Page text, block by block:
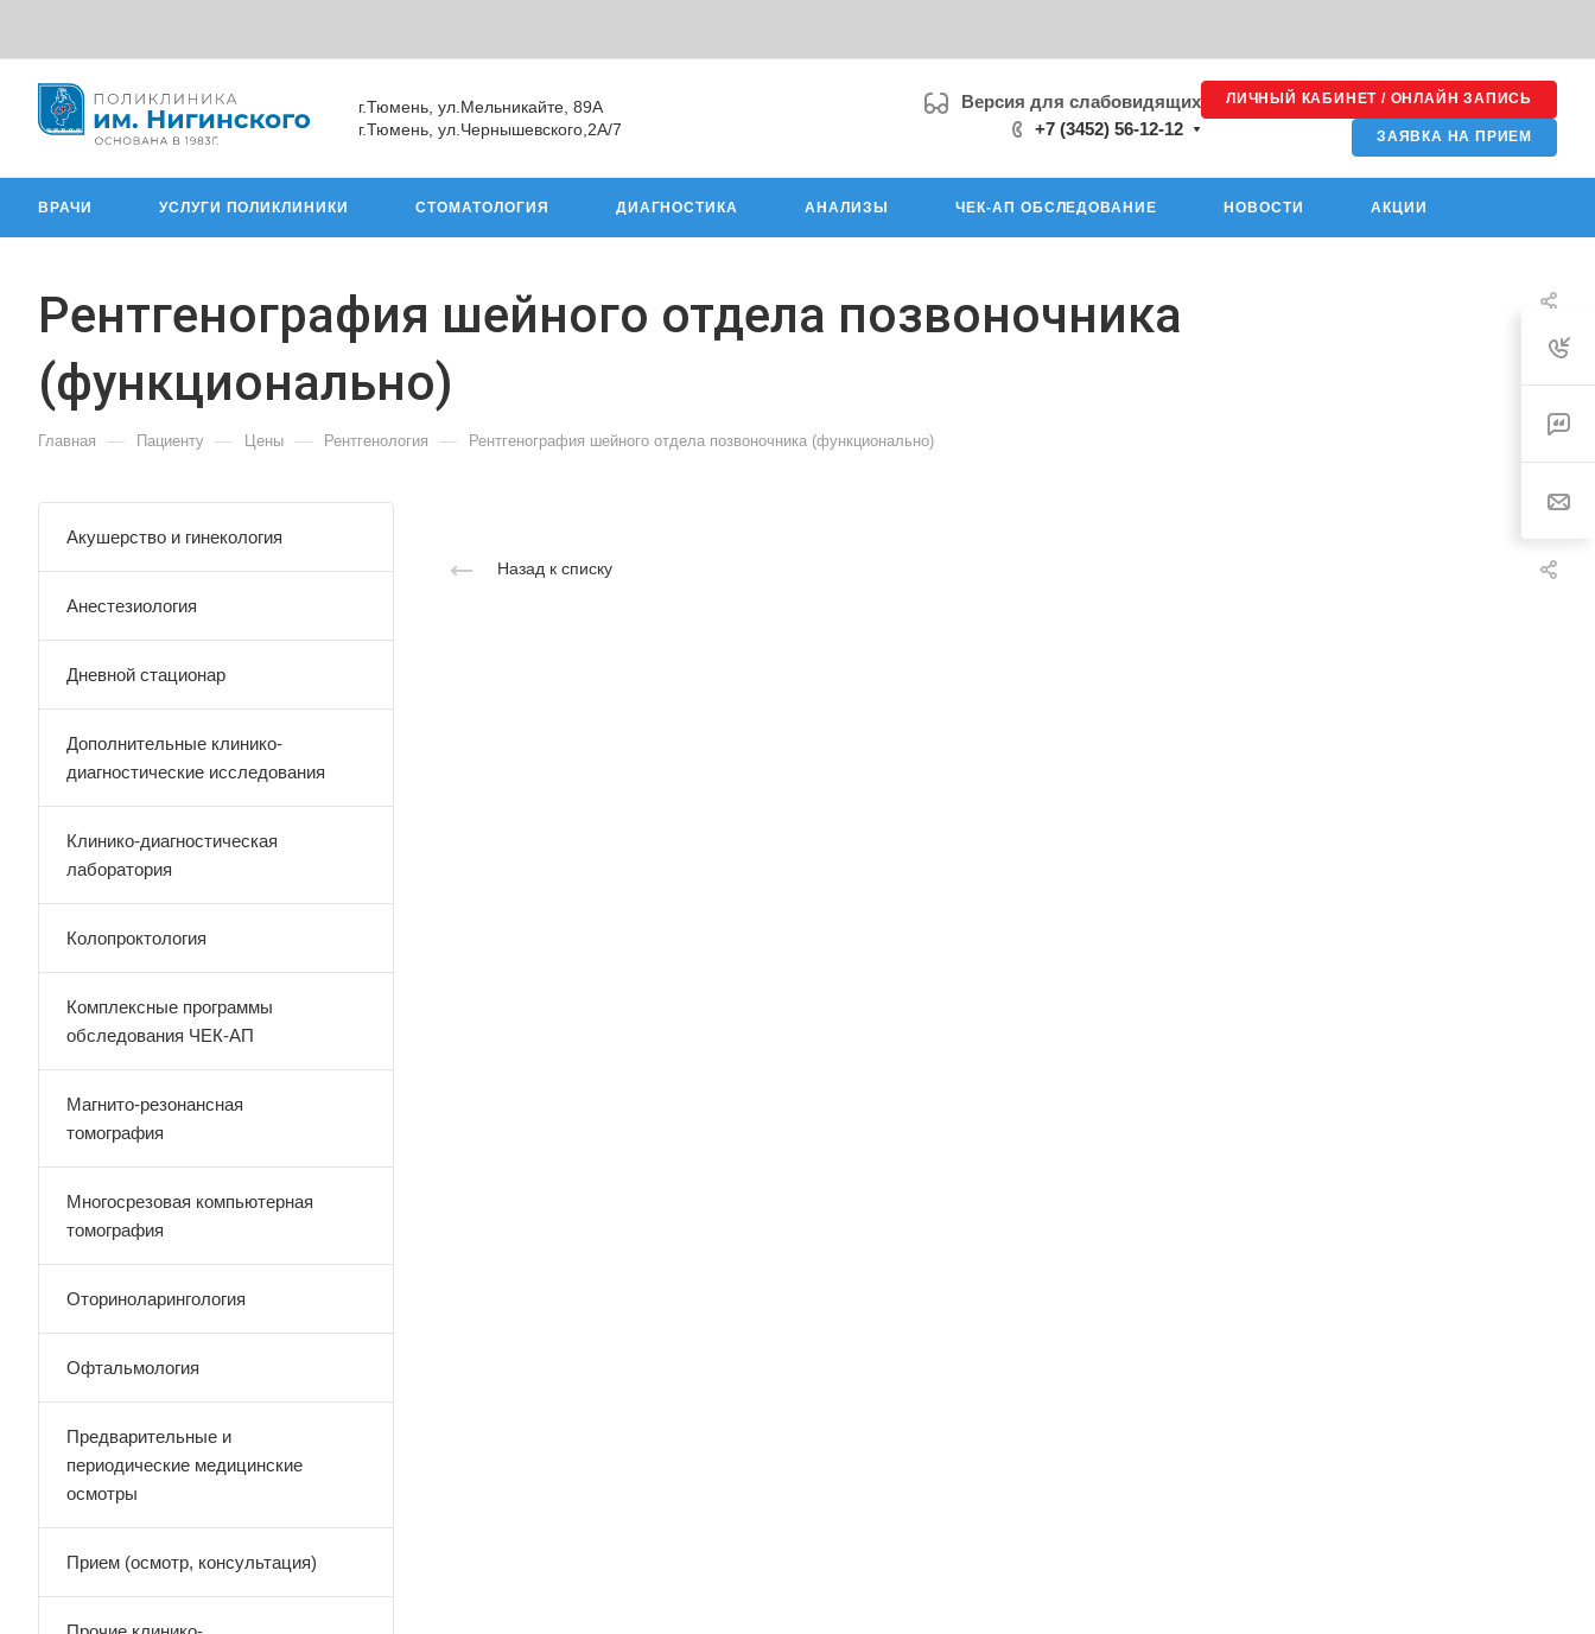
г.Тюмень, ул.Мельникайте, 89А
г.Тюмень, ул.Чернышевского,2А/7
Версия для слабовидящих
+7 (3452) 56-12-12
ЛИЧНЫЙ КАБИНЕТ / ОНЛАЙН ЗАПИСЬ
ЗАЯВКА НА ПРИЕМ
ВРАЧИ УСЛУГИ ПОЛИКЛИНИКИ СТОМАТОЛОГИЯ ДИАГНОСТИКА АНАЛИЗЫ ЧЕК-АП ОБСЛЕДОВАНИЕ НОВОСТИ АКЦИИ
Рентгенография шейного отдела позвоночника
(функционально)
Главная — Пациенту — Цены — Рентгенология — Рентгенография шейного отдела позвоночника (функционально)
Назад к списку
Акушерство и гинекология
Анестезиология
Дневной стационар
Дополнительные клинико-
диагностические исследования
Клинико-диагностическая
лаборатория
Колопроктология
Комплексные программы
обследования ЧЕК-АП
Магнито-резонансная
томография
Многосрезовая компьютерная
томография
Оториноларингология
Офтальмология
Предварительные и
периодические медицинские
осмотры
Прием (осмотр, консультация)